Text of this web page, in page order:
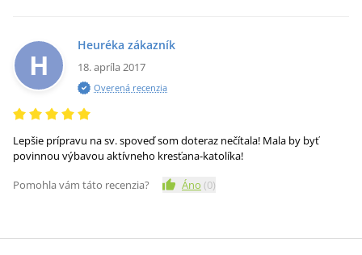
H
Heuréka zákazník
18. apríla 2017
Overená recenzia
Lepšie prípravu na sv. spoveď som doteraz nečítala! Mala by byť
povinnou výbavou aktívneho kresťana-katolíka!
Pomohla vám táto recenzia?
Áno (0)